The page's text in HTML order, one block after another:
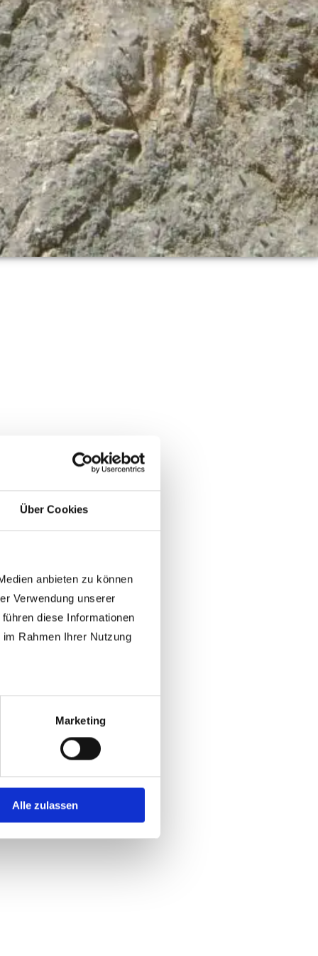
Über Cookies
anbieten zu können
Verwendung unserer
diese Informationen
Rahmen Ihrer Nutzung
Marketing
Alle zulassen